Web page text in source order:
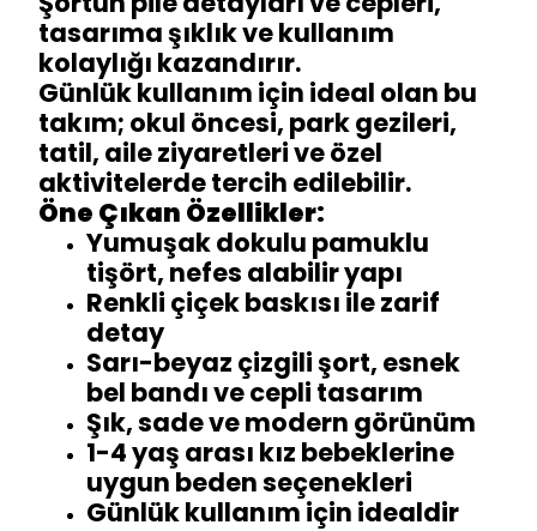
tasarıma şıklık ve kullanım
kolaylığı kazandırır.
Günlük kullanım için ideal olan bu
takım; okul öncesi, park gezileri,
tatil, aile ziyaretleri ve özel
aktivitelerde tercih edilebilir.
Öne Çıkan Özellikler:
Yumuşak dokulu pamuklu
tişört, nefes alabilir yapı
Renkli çiçek baskısı ile zarif
detay
Sarı-beyaz çizgili şort, esnek
bel bandı ve cepli tasarım
Şık, sade ve modern görünüm
1-4 yaş arası kız bebeklerine
uygun beden seçenekleri
Günlük kullanım için idealdir